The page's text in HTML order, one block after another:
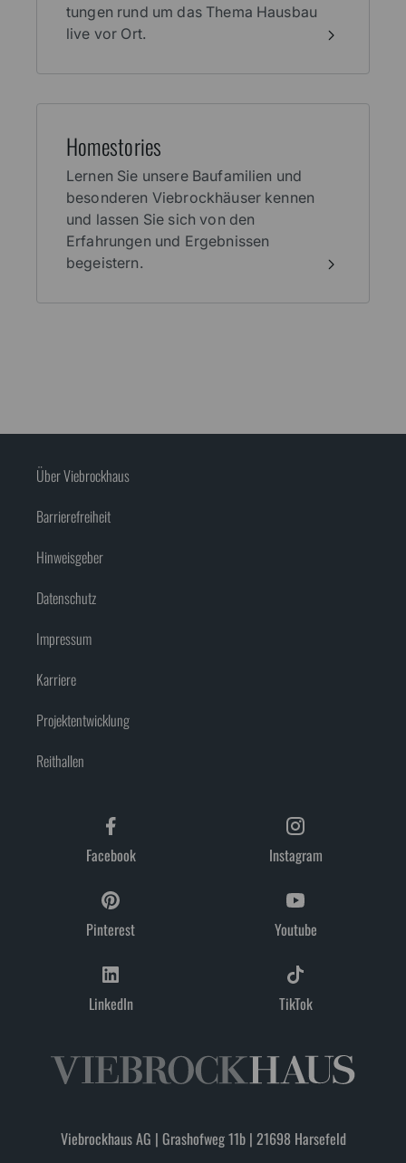
tungen rund um das Thema Haus­bau
live vor Ort.
Home­stories
Lernen Sie unsere Baufamilien und
besonderen Viebrockhäuser kennen
und lassen Sie sich von den
Erfahrungen und Ergebnissen
begeistern.
Über Viebrockhaus
Barrierefreiheit
Hinweisgeber
Datenschutz
Impressum
Karriere
Projektentwicklung
Reithallen
Facebook Instagram
Pinterest Youtube
LinkedIn TikTok
Viebrockhaus AG | Grashofweg 11b | 21698 Harsefeld